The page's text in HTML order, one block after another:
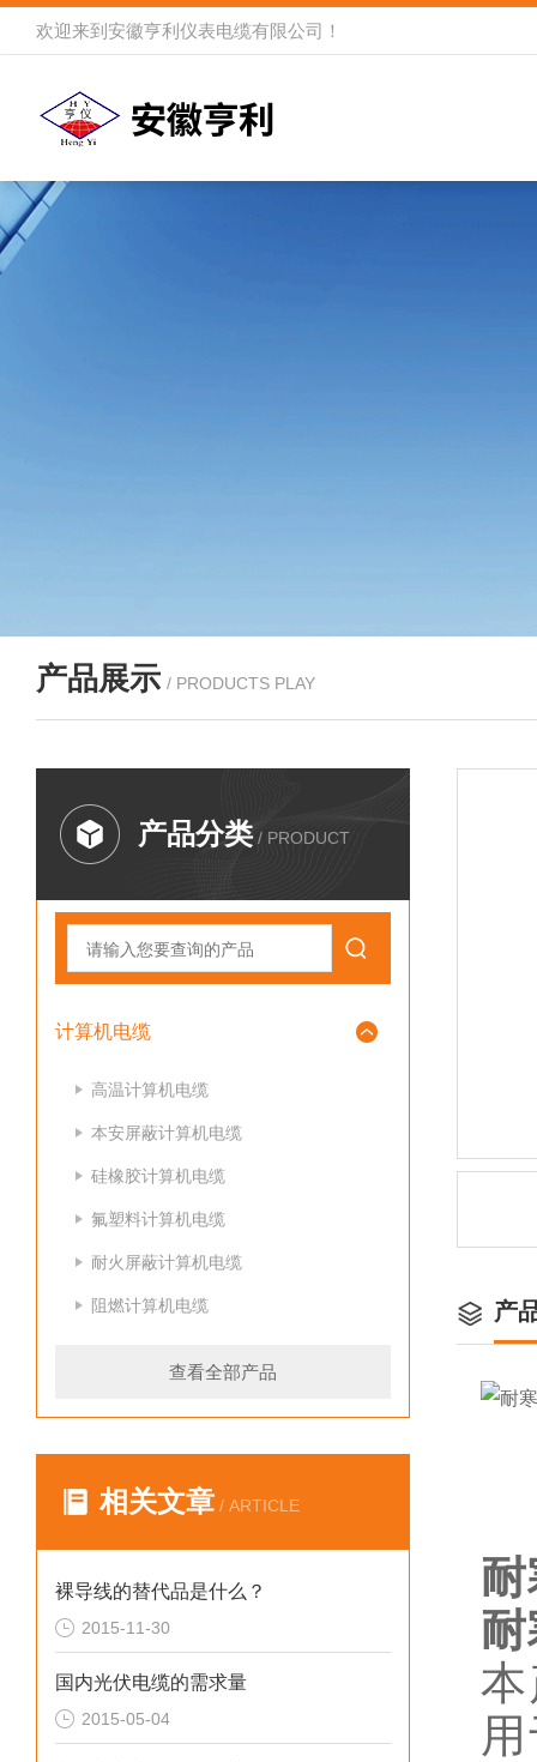
欢迎来到 安徽亨利仪表电缆有限公司 ！
产品展示 / PRODUCTS PLAY
产品分类 / PRODUCT
计算机电缆
高温计算机电缆
本安屏蔽计算机电缆
硅橡胶计算机电缆
氟塑料计算机电缆
耐火屏蔽计算机电缆
阻燃计算机电缆
查看全部产品
相关文章 / ARTICLE
裸导线的替代品是什么？
2015-11-30
国内光伏电缆的需求量
2015-05-04
产